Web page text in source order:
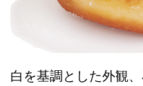
白を基調とした外観